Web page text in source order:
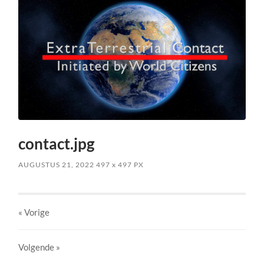
contact.jpg
AUGUSTUS 21, 2022 497x 497 PX
« Vorige
Volgende »